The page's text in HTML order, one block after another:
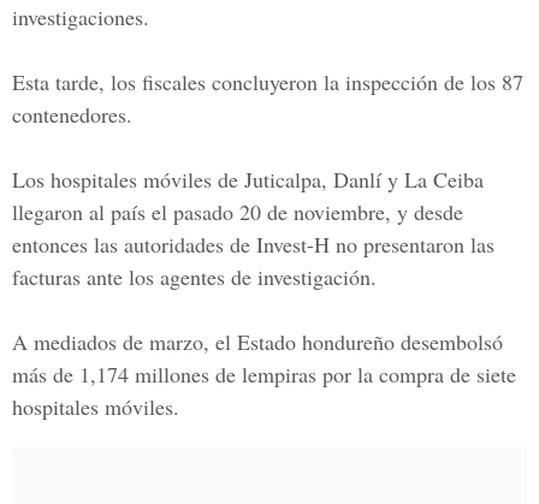
investigaciones.
Esta tarde, los fiscales concluyeron la inspección de los 87
contenedores.
Los hospitales móviles de Juticalpa, Danlí y La Ceiba
llegaron al país el pasado 20 de noviembre, y desde
entonces las autoridades de Invest-H no presentaron las
facturas ante los agentes de investigación.
A mediados de marzo, el Estado hondureño desembolsó
más de 1,174 millones de lempiras por la compra de siete
hospitales móviles.